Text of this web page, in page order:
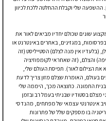
ההשפעה שלי וקבלת ההחלטה ללכת לכיוון
שונים שכולם יחדיו מביאים לאור את
במגזינים, באתרים באינטרנט או
אין מנה לצלם) הסטייליסט (זה
והצלם, (זה שאחראי לקומפוזיציה
את הצילום לאור). תפיסת העולם שלי,
בעולם, האומרת שצלם מזון צריך לדעת
התמונה. כתוצאה מכך, היממה שלי
מצלם בסטודיו שבניתי בעמל רב ובזמן
אינטרנטי עצמאי של מפתחים, מהנדסי
בו מספקים שלל של פתרונות